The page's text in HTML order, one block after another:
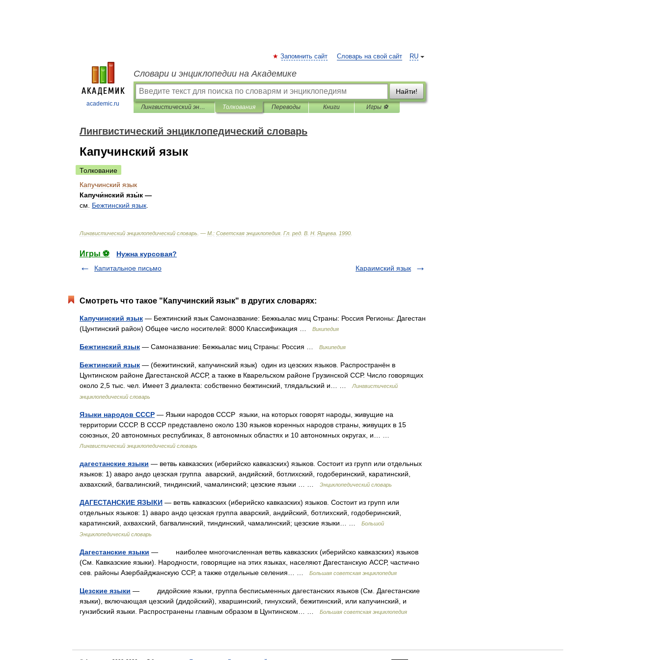
academic.ru
RU
Запомнить сайт Словарь на свой сайт
Словари и энциклопедии на Академике
Найти!
Лингвистический энциклопедический словарь Толкования Переводы Книги Игры ⚽
Лингвистический энциклопедический словарь
Капучинский язык
Толкование
Капучинский язык
Капучи́нский язы́к —
см
Бежтинский язык
Лингвистический энциклопедический словарь . — М : Советская энциклопедия Гл ред В Н Ярцева 1990
Игры ⚽
Нужна курсовая?
Капитальное письмо
Караимский язык
Смотреть что такое "Капучинский язык" в других словарях:
Капучинский язык — Бежтинский язык Самоназвание: Бежкьалас миц Страны: Россия Регионы: Дагестан
(Цунтинский район) Общее число носителей: 8000 Классификация …
Википедия
Бежтинский язык — Самоназвание: Бежкьалас миц Страны: Россия … Википедия
Бежтинский язык — (бежитинский, капучинский язык) один из цезских языков. Распространён в
Цунтинском районе Дагестанской АССР, а также в Кварельском районе Грузинской ССР. Число говорящих
около 2,5 тыс. чел. Имеет 3 диалекта: собственно бежтинский, тлядальский и… …
Лингвистический
энциклопедический словарь
Языки народов СССР — Языки народов СССР языки, на которых говорят народы, живущие на
территории СССР. В СССР представлено около 130 языков коренных народов страны, живущих в 15
союзных, 20 автономных республиках, 8 автономных областях и 10 автономных округах, и… …
Лингвистический энциклопедический словарь
дагестанские языки — ветвь кавказских (иберийско кавказских) языков. Состоит из групп или отдельных
языков: 1) аваро андо цезская группа аварский, андийский, ботлихский, годоберинский, каратинский,
ахвахский, багвалинский, тиндинский, чамалинский; цезские языки … …
Энциклопедический словарь
ДАГЕСТАНСКИЕ ЯЗЫКИ — ветвь кавказских (иберийско кавказских) языков. Состоит из групп или
отдельных языков: 1) аваро андо цезская группа аварский, андийский, ботлихский, годоберинский,
каратинский, ахвахский, багвалинский, тиндинский, чамалинский; цезские языки… …
Большой
Энциклопедический словарь
Дагестанские языки — наиболее многочисленная ветвь кавказских (иберийско кавказских) языков
(См. Кавказские языки). Народности, говорящие на этих языках, населяют Дагестанскую АССР, частично
сев. районы Азербайджанскую ССР, а также отдельные селения… …
Большая советская энциклопедия
Цезские языки — дидойские языки, группа бесписьменных дагестанских языков (См. Дагестанские
языки), включающая цезский (дидойский), хваршинский, гинухский, бежитинский, или капучинский, и
гунзибский языки. Распространены главным образом в Цунтинском… …
Большая советская энциклопедия